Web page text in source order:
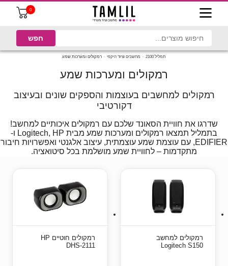
0
תמליל 2100 מחשבים וציוד היקפי רמקולים ומערכות שמע
רמקולים ומערכות שמע
רמקולים למחשבים בעוצמות והספקים שונים ובעיצוב
דקורטיבי
שדרגו את חוויית הסאונד שלכם עם רמקולים איכותיים למחשב!
בתמליל תמצאו רמקולים ומערכות שמע מבית Logitech, HP ו-
EDIFIER, עם עוצמת שמע עוצמתית, עיצוב אלגנטי ואפשרויות חיבור
מתקדמות – לחוויית שמע מושלמת בכל סיטואציה.
רמקולים למחשב
Logitech S150
רמקולים חוטיים HP
DHS-2111